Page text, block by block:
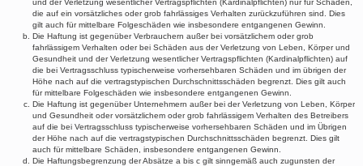
und der Verletzung wesentlicher Vertragspflichten (Kardinalpflichten) nur für Schäden,
die auf ein vorsätzliches oder grob fahrlässiges Verhalten zurückzuführen sind. Dies
gilt auch für mittelbare Folgeschäden wie insbesondere entgangenen Gewinn.
Die Haftung ist gegenüber Verbrauchern außer bei vorsätzlichem oder grob
fahrlässigem Verhalten oder bei Schäden aus der Verletzung von Leben, Körper und
Gesundheit und der Verletzung wesentlicher Vertragspflichten (Kardinalpflichten) auf
die bei Vertragsschluss typischerweise vorhersehbaren Schäden und im übrigen der
Höhe nach auf die vertragstypischen Durchschnittsschäden begrenzt. Dies gilt auch
für mittelbare Folgeschäden wie insbesondere entgangenen Gewinn.
Die Haftung ist gegenüber Unternehmern außer bei der Verletzung von Leben, Körper
und Gesundheit oder vorsätzlichem oder grob fahrlässigem Verhalten des Betreibers
auf die bei Vertragsschluss typischerweise vorhersehbaren Schäden und im Übrigen
der Höhe nach auf die vertragstypischen Durchschnittsschäden begrenzt. Dies gilt
auch für mittelbare Schäden, insbesondere entgangenen Gewinn.
Die Haftungsbegrenzung der Absätze a bis c gilt sinngemäß auch zugunsten der